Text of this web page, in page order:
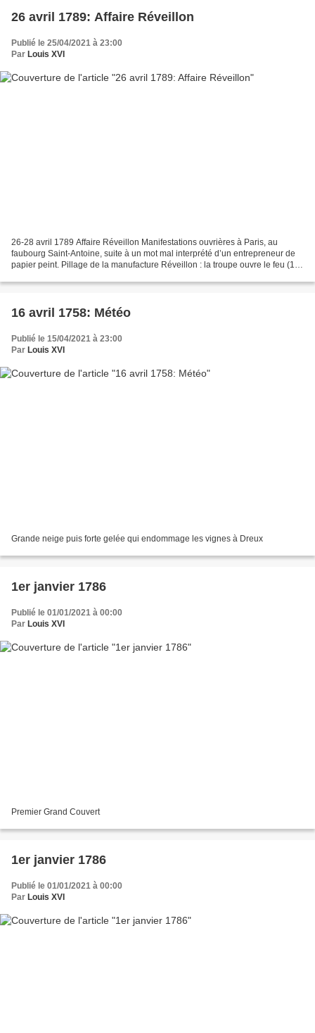
26 avril 1789: Affaire Réveillon
Publié le 25/04/2021 à 23:00
Par Louis XVI
26-28 avril 1789 Affaire Réveillon Manifestations ouvrières à Paris, au
faubourg Saint-Antoine, suite à un mot mal interprété d’un entrepreneur de
papier peint. Pillage de la manufacture Réveillon : la troupe ouvre le feu (12
16 avril 1758: Météo
Publié le 15/04/2021 à 23:00
Par Louis XVI
Grande neige puis forte gelée qui endommage les vignes à Dreux
1er janvier 1786
Publié le 01/01/2021 à 00:00
Par Louis XVI
Premier Grand Couvert
1er janvier 1786
Publié le 01/01/2021 à 00:00
Par Louis XVI